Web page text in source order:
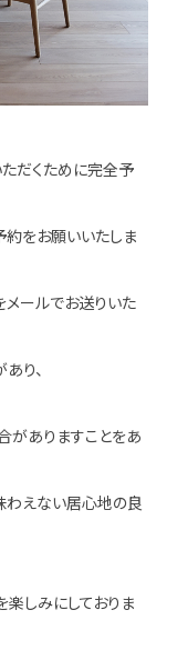
だくために完全予
約をお願いいたしま
ールでお送りいた
り、
がありますことをあ
わえない居心地の良
楽しみにしておりま